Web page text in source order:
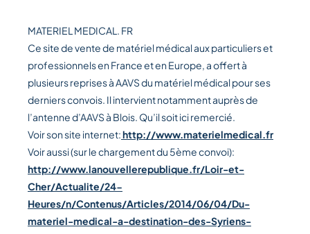
MATERIEL MEDICAL. FR
Ce site de vente de matériel médical aux particuliers et
professionnels en France et en Europe, a offert à
plusieurs reprises à AAVS du matériel médical pour ses
derniers convois. Il intervient notamment auprès de
l’antenne d’AAVS à Blois. Qu’il soit ici remercié.
Voir son site internet:http://www.materielmedical.fr
Voir aussi (sur le chargement du 5ème convoi):
http://www.lanouvellerepublique.fr/Loir-et-
Cher/Actualite/24-
Heures/n/Contenus/Articles/2014/06/04/Du-
materiel-medical-a-destination-des-Syriens-